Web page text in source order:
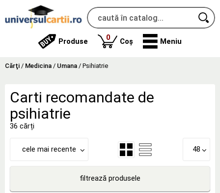
Produse 0produse
Coș Meniu
Cărţi / Medicina / Umana / Psihiatrie
Carti recomandate de
psihiatrie
36 cărți
cele mai recente 48
filtrează produsele